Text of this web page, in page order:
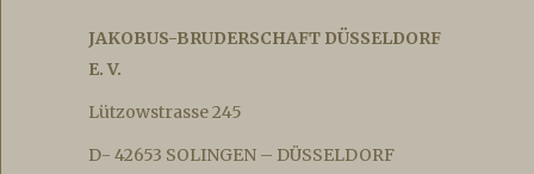
JAKOBUS-BRUDERSCHAFT DÜSSELDORF
E. V.
Lützowstrasse 245
D- 42653 SOLINGEN – DÜSSELDORF